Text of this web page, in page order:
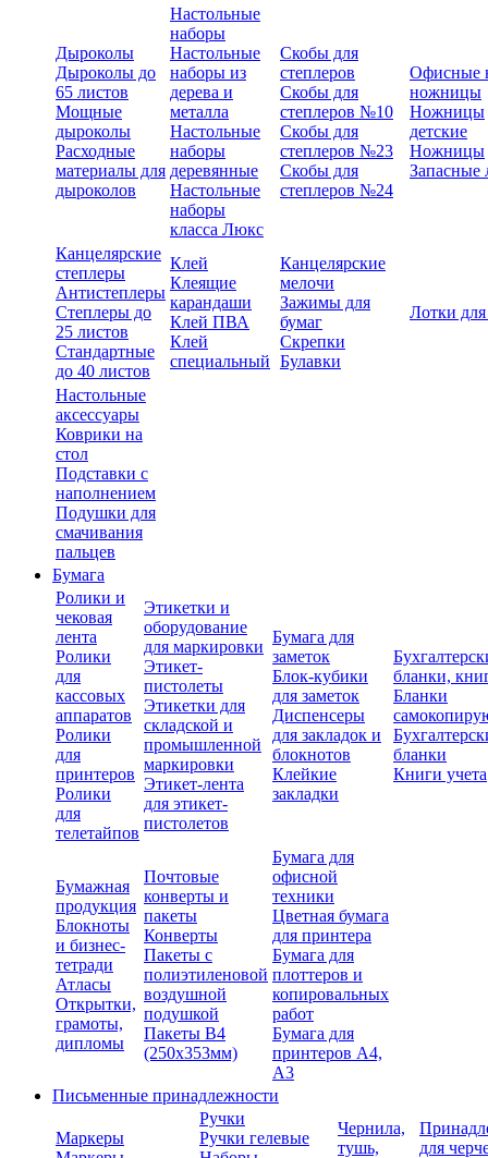
Дыроколы
Дыроколы до
65 листов
Мощные
дыроколы
Расходные
материалы для
дыроколов
Настольные
наборы
Настольные
наборы из
дерева и
металла
Настольные
наборы
деревянные
Настольные
наборы
класса Люкс
Скобы для
степлеров
Скобы для
степлеров №10
Скобы для
степлеров №23
Скобы для
степлеров №24
Офисные
ножницы
Ножницы
детские
Ножницы
Запасные
Канцелярские
степлеры
Антистеплеры
Степлеры до
25 листов
Стандартные
до 40 листов
Клей
Клеящие
карандаши
Клей ПВА
Клей
специальный
Канцелярские
мелочи
Зажимы для
бумаг
Скрепки
Булавки
Лотки
Настольные
аксессуары
Коврики на
стол
Подставки с
наполнением
Подушки для
смачивания
пальцев
Бумага
Ролики и
чековая
лента
Ролики
для
кассовых
аппаратов
Ролики
для
принтеров
Ролики
для
телетайпов
Этикетки и
оборудование
для маркировки
Этикет-
пистолеты
Этикетки для
складской и
промышленной
маркировки
Этикет-лента
для этикет-
пистолетов
Бумага для
заметок
Блок-кубики
для заметок
Диспенсеры
для закладок и
блокнотов
Клейкие
закладки
бланки,
Бланки
бланки
Книги учета
Бумажная
продукция
Блокноты
и бизнес-
тетради
Атласы
Открытки,
грамоты,
дипломы
Почтовые
конверты и
пакеты
Конверты
Пакеты с
полиэтиленовой
воздушной
подушкой
Пакеты В4
(250х353мм)
Бумага для
офисной
техники
Цветная бумага
для принтера
Бумага для
плоттеров и
копировальных
работ
Бумага для
принтеров А4,
А3
Письменные принадлежности
Маркеры
Ручки
Ручки гелевые
Чернила,
тушь,
для